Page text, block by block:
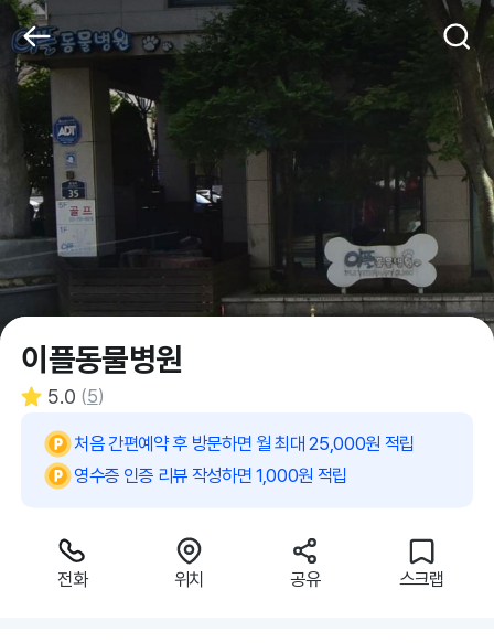
이플동물병원
5.0 (5)
처음 간편예약 후 방문하면 월 최대 25,000원 적립
영수증 인증 리뷰 작성하면 1,000원 적립
전화 위치 공유 스크랩